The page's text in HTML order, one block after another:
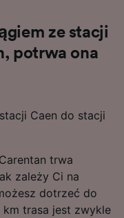
ze stacji
potrwa ona
Caen do stacji
trwa
zależy Ci na
dotrzeć do
trasa jest zwykle